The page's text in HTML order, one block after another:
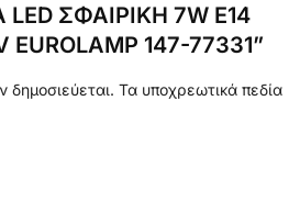
ΣΦΑΙΡΙΚΗ 7W Ε14
147-77331”
δημοσιεύεται. Τα υποχρεωτικά πεδία